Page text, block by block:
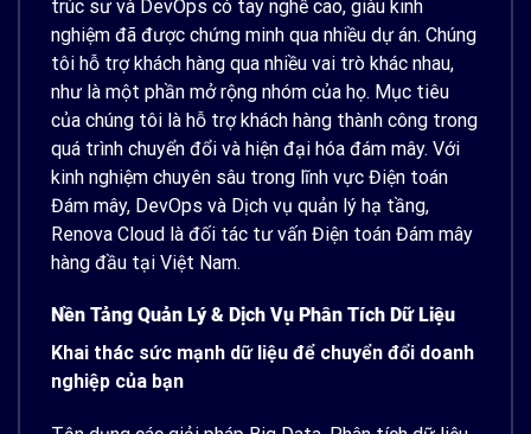
trúc sư và DevOps có tay nghề cao, giàu kinh
nghiệm đã được chứng minh qua nhiều dự án. Chúng
tôi hỗ trợ khách hàng qua nhiều vai trò khác nhau,
như là một phần mở rộng nhóm của họ. Mục tiêu
của chúng tôi là hỗ trợ khách hàng thành công trong
quá trình chuyển đổi và hiện đại hóa đám mây. Với
kinh nghiệm chuyên sâu trong lĩnh vực Điện toán
Đám mây, DevOps và Dịch vụ quản lý hạ tầng,
Renova Cloud là đối tác tư vấn Điện toán Đám mây
hàng đầu tại Việt Nam.
Nền Tảng Quản Lý & Dịch Vụ Phân Tích Dữ Liệu
Khai thác sức mạnh dữ liệu để chuyển đổi doanh
nghiệp của bạn